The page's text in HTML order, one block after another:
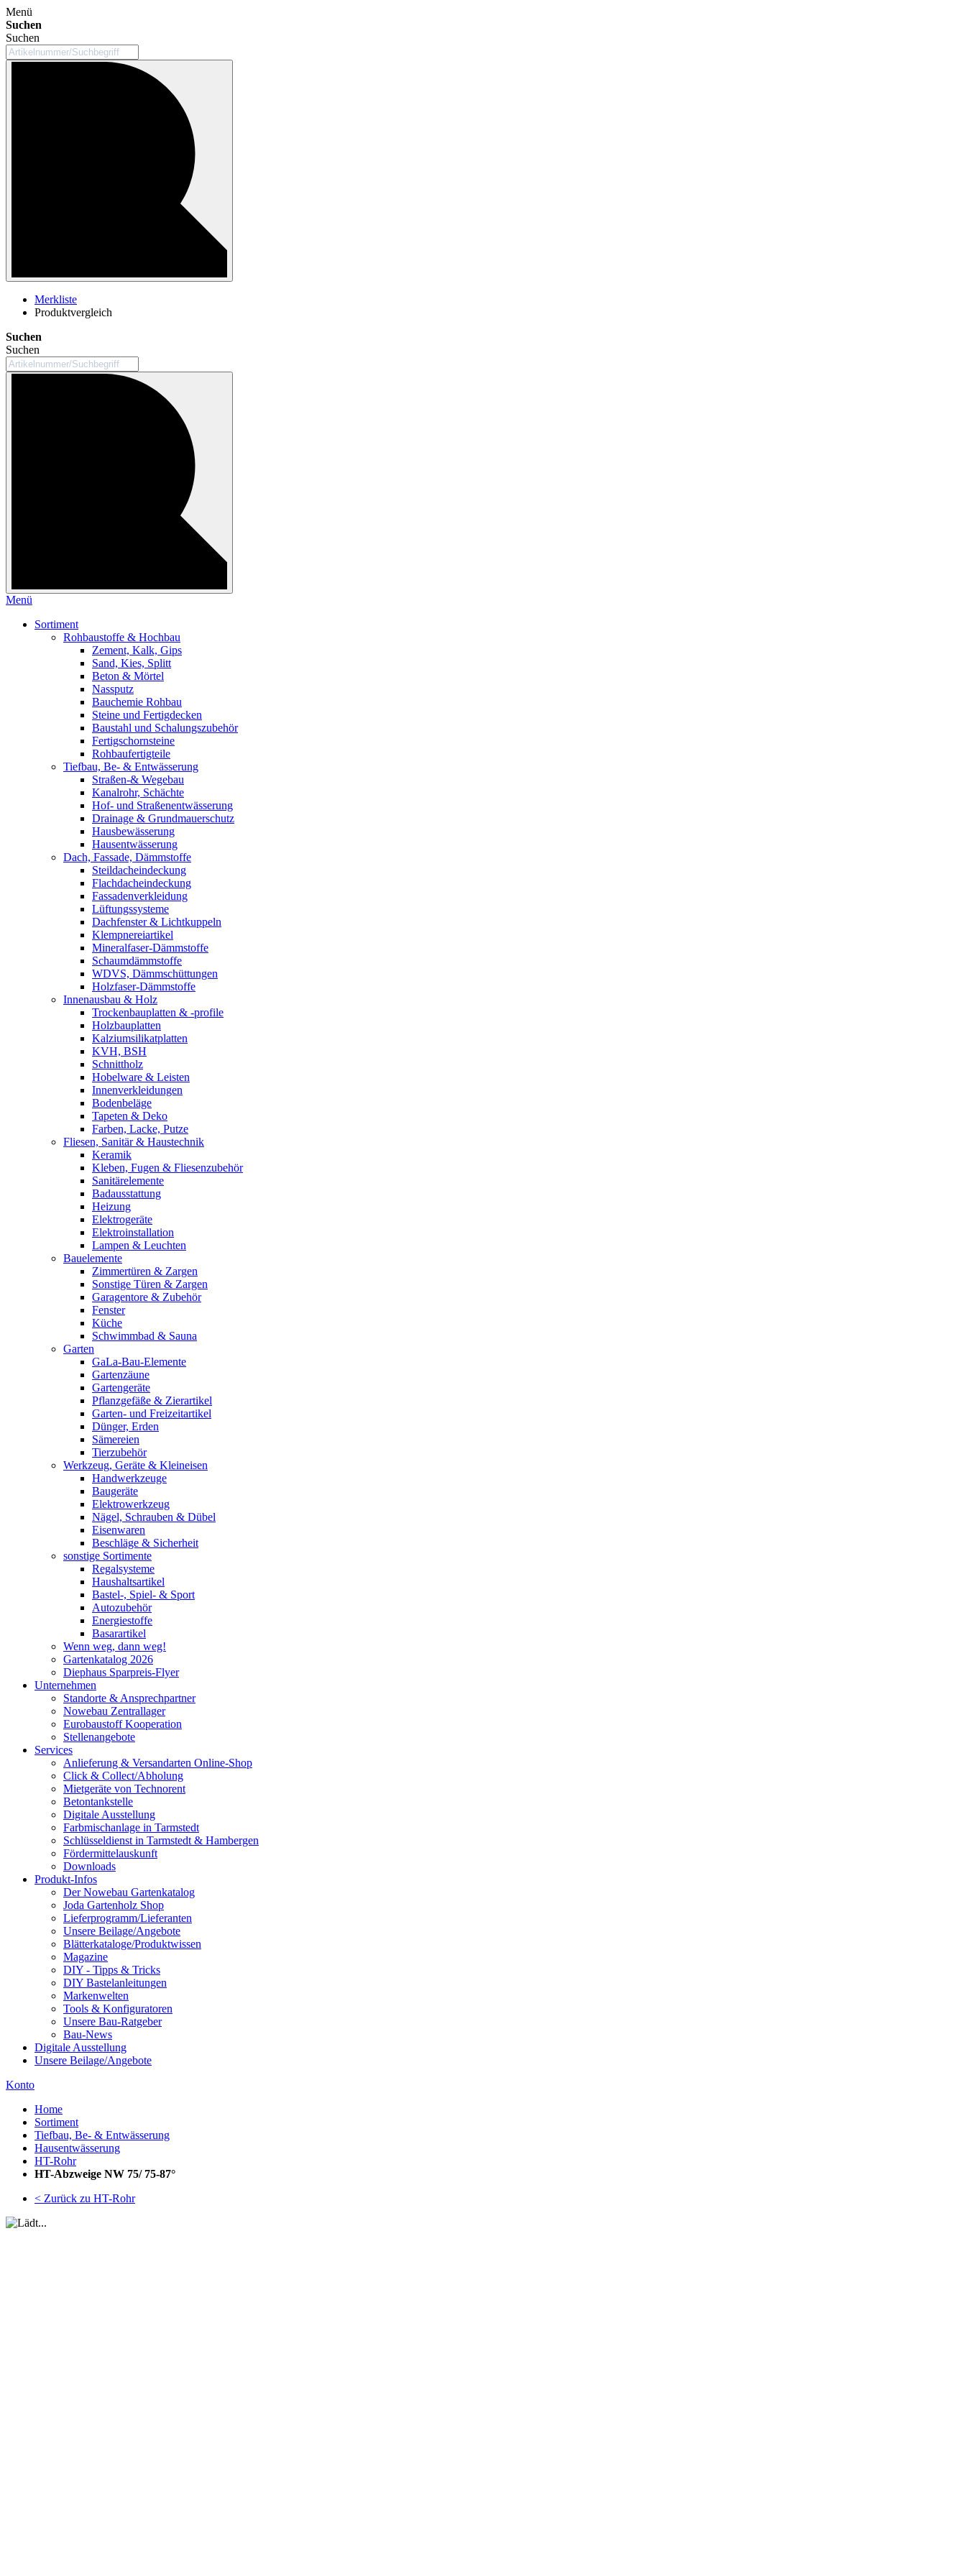
Menü
Suchen
Suchen
Merkliste
Produktvergleich
Suchen
Suchen
Menü
Sortiment
Rohbaustoffe & Hochbau
Zement, Kalk, Gips
Sand, Kies, Splitt
Beton & Mörtel
Nassputz
Bauchemie Rohbau
Steine und Fertigdecken
Baustahl und Schalungszubehör
Fertigschornsteine
Rohbaufertigteile
Tiefbau, Be- & Entwässerung
Straßen-& Wegebau
Kanalrohr, Schächte
Hof- und Straßenentwässerung
Drainage & Grundmauerschutz
Hausbewässerung
Hausentwässerung
Dach, Fassade, Dämmstoffe
Steildacheindeckung
Flachdacheindeckung
Fassadenverkleidung
Lüftungssysteme
Dachfenster & Lichtkuppeln
Klempnereiartikel
Mineralfaser-Dämmstoffe
Schaumdämmstoffe
WDVS, Dämmschüttungen
Holzfaser-Dämmstoffe
Innenausbau & Holz
Trockenbauplatten & -profile
Holzbauplatten
Kalziumsilikatplatten
KVH, BSH
Schnittholz
Hobelware & Leisten
Innenverkleidungen
Bodenbeläge
Tapeten & Deko
Farben, Lacke, Putze
Fliesen, Sanitär & Haustechnik
Keramik
Kleben, Fugen & Fliesenzubehör
Sanitärelemente
Badausstattung
Heizung
Elektrogeräte
Elektroinstallation
Lampen & Leuchten
Bauelemente
Zimmertüren & Zargen
Sonstige Türen & Zargen
Garagentore & Zubehör
Fenster
Küche
Schwimmbad & Sauna
Garten
GaLa-Bau-Elemente
Gartenzäune
Gartengeräte
Pflanzgefäße & Zierartikel
Garten- und Freizeitartikel
Dünger, Erden
Sämereien
Tierzubehör
Werkzeug, Geräte & Kleineisen
Handwerkzeuge
Baugeräte
Elektrowerkzeug
Nägel, Schrauben & Dübel
Eisenwaren
Beschläge & Sicherheit
sonstige Sortimente
Regalsysteme
Haushaltsartikel
Bastel-, Spiel- & Sport
Autozubehör
Energiestoffe
Basarartikel
Wenn weg, dann weg!
Gartenkatalog 2026
Diephaus Sparpreis-Flyer
Unternehmen
Standorte & Ansprechpartner
Nowebau Zentrallager
Eurobaustoff Kooperation
Stellenangebote
Services
Anlieferung & Versandarten Online-Shop
Click & Collect/Abholung
Mietgeräte von Technorent
Betontankstelle
Digitale Ausstellung
Farbmischanlage in Tarmstedt
Schlüsseldienst in Tarmstedt & Hambergen
Fördermittelauskunft
Downloads
Produkt-Infos
Der Nowebau Gartenkatalog
Joda Gartenholz Shop
Lieferprogramm/Lieferanten
Unsere Beilage/Angebote
Blätterkataloge/Produktwissen
Magazine
DIY - Tipps & Tricks
DIY Bastelanleitungen
Markenwelten
Tools & Konfiguratoren
Unsere Bau-Ratgeber
Bau-News
Digitale Ausstellung
Unsere Beilage/Angebote
Konto
Home
Sortiment
Tiefbau, Be- & Entwässerung
Hausentwässerung
HT-Rohr
HT-Abzweige NW 75/ 75-87°
< Zurück zu HT-Rohr